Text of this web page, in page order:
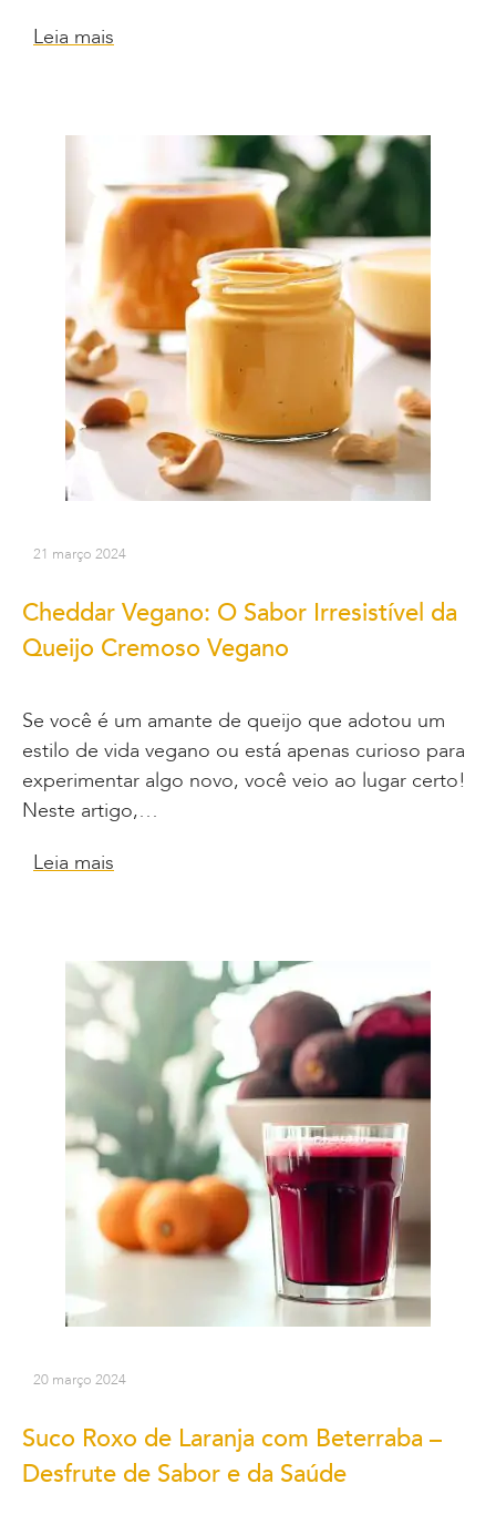
Leia mais
21 março 2024
Cheddar Vegano: O Sabor Irresistível da
Queijo Cremoso Vegano
Se você é um amante de queijo que adotou um
estilo de vida vegano ou está apenas curioso para
experimentar algo novo, você veio ao lugar certo!
Neste artigo,…
Leia mais
20 março 2024
Suco Roxo de Laranja com Beterraba –
Desfrute de Sabor e da Saúde